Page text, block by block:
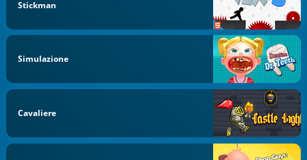
Stickman
Simulazione
Cavaliere